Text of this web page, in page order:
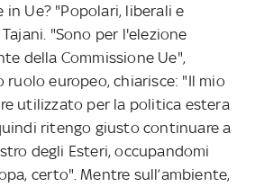
in Ue? "Popolari, liberali e
"Sono per l'elezione
della Commissione Ue",
ruolo europeo, chiarisce: "Il mio
utilizzato per la politica estera
ritengo giusto continuare a
degli Esteri, occupandomi
certo". Mentre sull’ambiente,